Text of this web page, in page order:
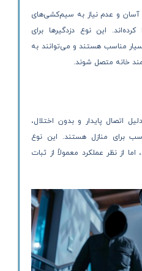
و عدم نیاز به سیم‌کشی‌های
این نوع دزدگیرها برای
مناسب هستند و می‌توانند به
خانه متصل شوند.
اتصال پایدار و بدون اختلال،
برای منازل هستند. این نوع
از نظر عملکرد معمولاً از ثبات